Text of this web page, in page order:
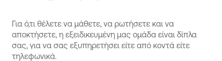
Για ό,τι θέλετε να μάθετε, να ρωτήσετε και να
αποκτήσετε, η εξειδικευμένη μας ομάδα είναι δίπλα
σας, για να σας εξυπηρετήσει είτε από κοντά είτε
τηλεφωνικά.